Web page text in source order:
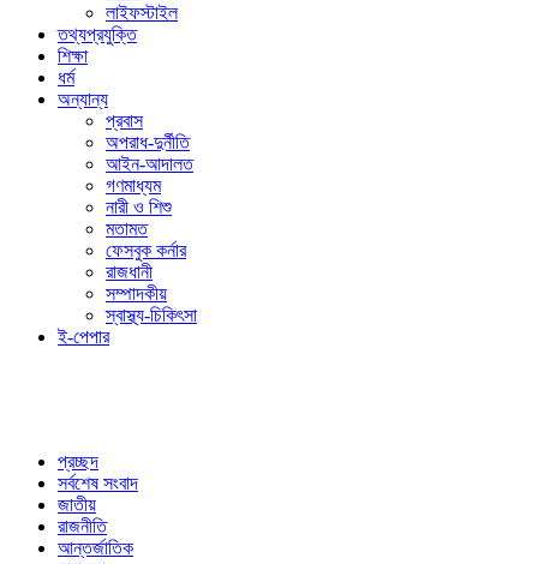
লাইফস্টাইল
তথ্যপ্রযুক্তি
শিক্ষা
ধর্ম
অন্যান্য
প্রবাস
অপরাধ-দুর্নীতি
আইন-আদালত
গণমাধ্যম
নারী ও শিশু
মতামত
ফেসবুক কর্নার
রাজধানী
সম্পাদকীয়
স্বাস্থ্য-চিকিৎসা
ই-পেপার
প্রচ্ছদ
সর্বশেষ সংবাদ
জাতীয়
রাজনীতি
আন্তর্জাতিক